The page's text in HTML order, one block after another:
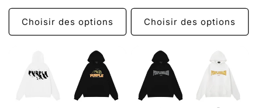
Choisir des options Choisir des options